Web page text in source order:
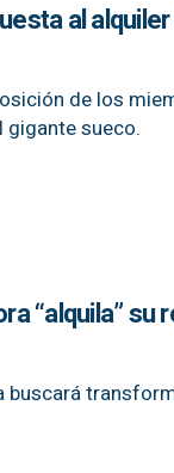
al
de los
gigante sueco.
“alquila” su
buscará